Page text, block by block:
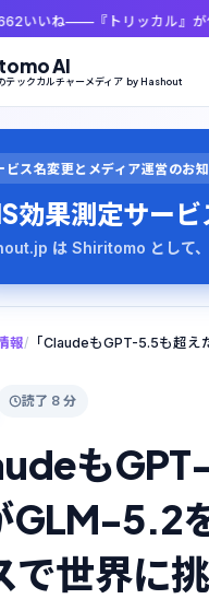
ッカル』が仕掛けた低コス
AI
テックカルチャーメディア by Hashout
ビス名変更とメディア運営のお
効果測定サー
は Shiritomo として、
報/
読了 8 分
も
5.2
で世界に